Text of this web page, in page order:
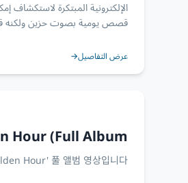
الإلكترونية المبتكرة لاستكشاف
قصص يومية بصوت حزين ولكنه
الإلكترونية. يظهر لقاؤهما اندماجاً
عرض التفاصيل→
Hour (Full Album)
Hour' 풀 앨범 영상입니다.